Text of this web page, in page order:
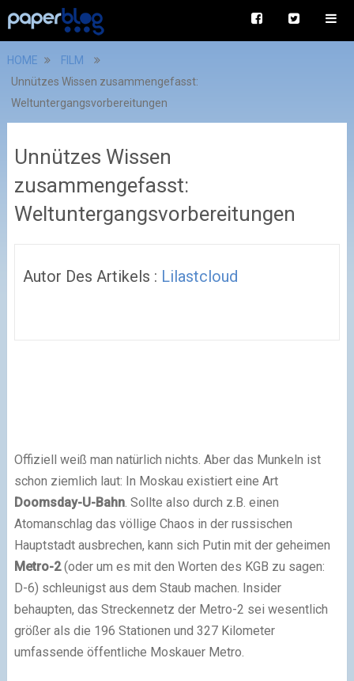
HOME
FILM
Unnützes Wissen zusammengefasst:
Weltuntergangsvorbereitungen
Unnützes Wissen
zusammengefasst:
Weltuntergangsvorbereitungen
Autor Des Artikels : Lilastcloud
Offiziell weiß man natürlich nichts. Aber das Munkeln ist
schon ziemlich laut: In Moskau existiert eine Art
Doomsday-U-Bahn. Sollte also durch z.B. einen
Atomanschlag das völlige Chaos in der russischen
Hauptstadt ausbrechen, kann sich Putin mit der geheimen
Metro-2(oder um es mit den Worten des KGB zu sagen:
D-6) schleunigst aus dem Staub machen. Insider
behaupten, das Streckennetz der Metro-2 sei wesentlich
größer als die 196 Stationen und 327 Kilometer
umfassende öffentliche Moskauer Metro.